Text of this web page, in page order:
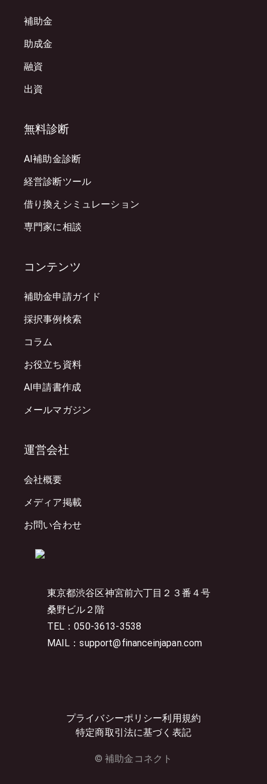
東京都渋谷区神宮前六丁目２３番４号
桑野ビル２階
TEL：050-3613-3538
MAIL：support@financeinjapan.com
プライバシーポリシー利用規約
特定商取引法に基づく表記
© 補助金コネクト
補助金
助成金
融資
出資
無料診断
AI補助金診断
経営診断ツール
借り換えシミュレーション
専門家に相談
コンテンツ
補助金申請ガイド
採択事例検索
コラム
お役立ち資料
AI申請書作成
メールマガジン
運営会社
会社概要
メディア掲載
お問い合わせ